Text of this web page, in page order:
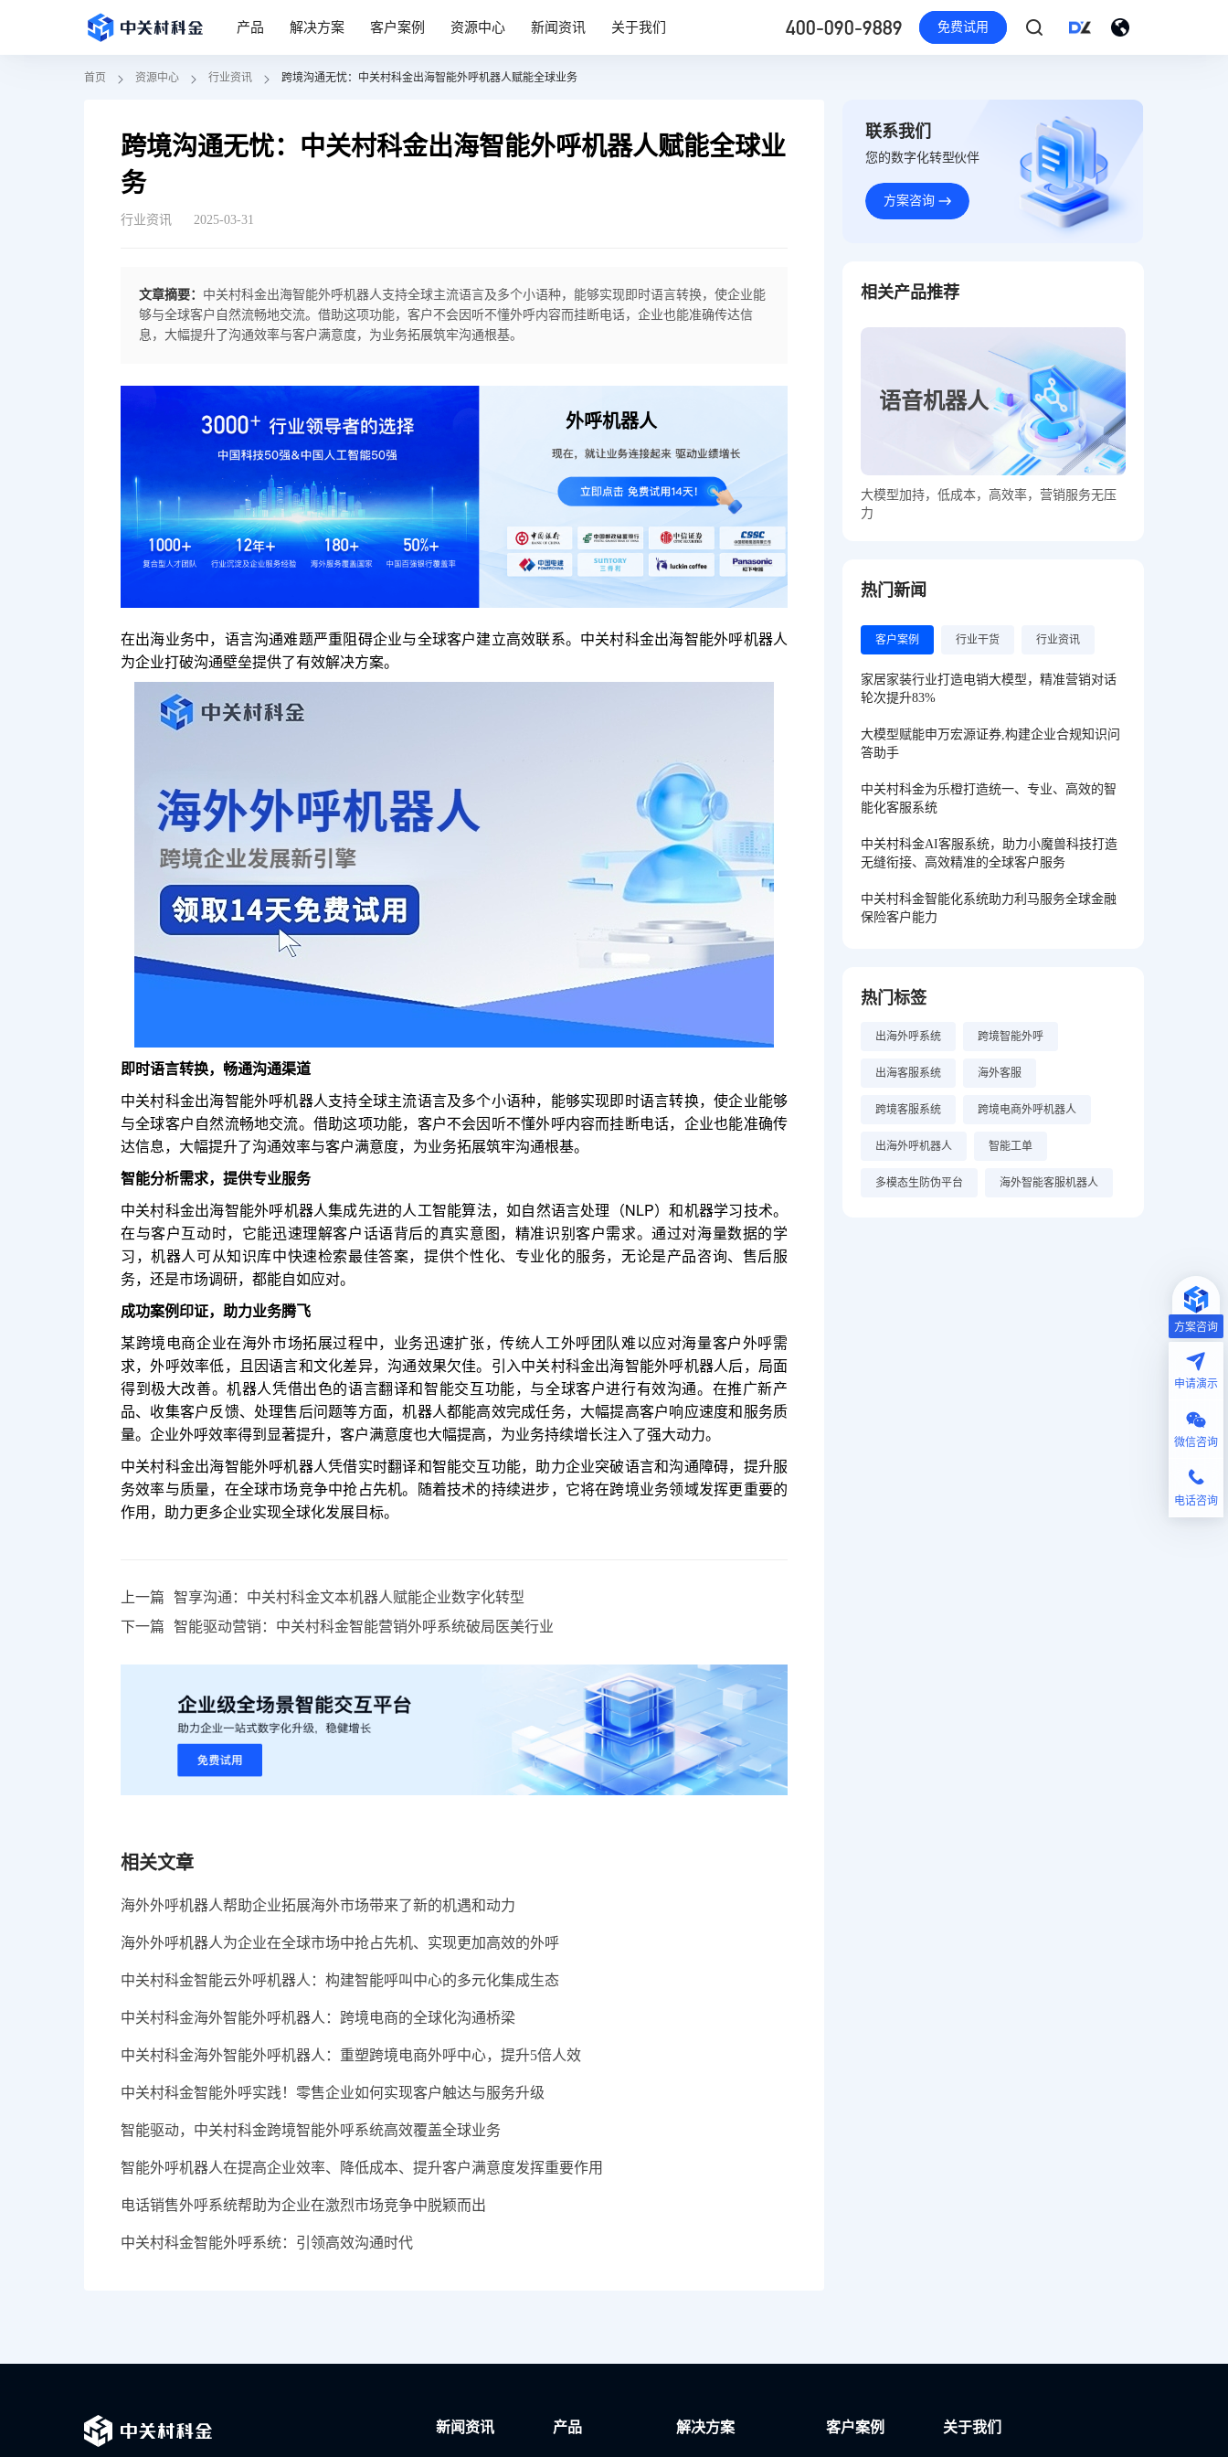
产品 解决方案 客户案例 资源中心 新闻资讯 关于我们 400-090-9889 免费试用
首页 资源中心 行业资讯 跨境沟通无忧：中关村科金出海智能外呼机器人赋能全球业务
跨境沟通无忧：中关村科金出海智能外呼机器人赋能全球业
务
行业资讯 2025-03-31
文章摘要： 中关村科金出海智能外呼机器人支持全球主流语言及多个小语种，能够实现即时语言转换，使企业能
够与全球客户自然流畅地交流。借助这项功能，客户不会因听不懂外呼内容而挂断电话，企业也能准确传达信
息，大幅提升了沟通效率与客户满意度，为业务拓展筑牢沟通根基。
外呼机器人
在出海业务中，语言沟通难题严重阻碍企业与全球客户建立高效联系。中关村科金出海智能外呼机器人
为企业打破沟通壁垒提供了有效解决方案。
即时语言转换，畅通沟通渠道
中关村科金出海智能外呼机器人支持全球主流语言及多个小语种，能够实现即时语言转换，使企业能够
与全球客户自然流畅地交流。借助这项功能，客户不会因听不懂外呼内容而挂断电话，企业也能准确传
达信息，大幅提升了沟通效率与客户满意度，为业务拓展筑牢沟通根基。
智能分析需求，提供专业服务
中关村科金出海智能外呼机器人集成先进的人工智能算法，如自然语言处理（NLP）和机器学习技术。
在与客户互动时，它能迅速理解客户话语背后的真实意图，精准识别客户需求。通过对海量数据的学
习，机器人可从知识库中快速检索最佳答案，提供个性化、专业化的服务，无论是产品咨询、售后服
务，还是市场调研，都能自如应对。
成功案例印证，助力业务腾飞
某跨境电商企业在海外市场拓展过程中，业务迅速扩张，传统人工外呼团队难以应对海量客户外呼需
求，外呼效率低，且因语言和文化差异，沟通效果欠佳。引入中关村科金出海智能外呼机器人后，局面
得到极大改善。机器人凭借出色的语言翻译和智能交互功能，与全球客户进行有效沟通。在推广新产
品、收集客户反馈、处理售后问题等方面，机器人都能高效完成任务，大幅提高客户响应速度和服务质
量。企业外呼效率得到显著提升，客户满意度也大幅提高，为业务持续增长注入了强大动力。
中关村科金出海智能外呼机器人凭借实时翻译和智能交互功能，助力企业突破语言和沟通障碍，提升服
务效率与质量，在全球市场竞争中抢占先机。随着技术的持续进步，它将在跨境业务领域发挥更重要的
作用，助力更多企业实现全球化发展目标。
上一篇
智享沟通：中关村科金文本机器人赋能企业数字化转型
下一篇
智能驱动营销：中关村科金智能营销外呼系统破局医美行业
相关文章
海外外呼机器人帮助企业拓展海外市场带来了新的机遇和动力
海外外呼机器人为企业在全球市场中抢占先机、实现更加高效的外呼
中关村科金智能云外呼机器人：构建智能呼叫中心的多元化集成生态
中关村科金海外智能外呼机器人：跨境电商的全球化沟通桥梁
中关村科金海外智能外呼机器人：重塑跨境电商外呼中心，提升5倍人效
中关村科金智能外呼实践！零售企业如何实现客户触达与服务升级
智能驱动，中关村科金跨境智能外呼系统高效覆盖全球业务
智能外呼机器人在提高企业效率、降低成本、提升客户满意度发挥重要作用
电话销售外呼系统帮助为企业在激烈市场竞争中脱颖而出
中关村科金智能外呼系统：引领高效沟通时代
联系我们
您的数字化转型伙伴
方案咨询
相关产品推荐
语音机器人
大模型加持，低成本，高效率，营销服务无压
力
热门新闻
客户案例 行业干货 行业资讯
家居家装行业打造电销大模型，精准营销对话
轮次提升83%
大模型赋能申万宏源证券,构建企业合规知识问
答助手
中关村科金为乐橙打造统一、专业、高效的智
能化客服系统
中关村科金AI客服系统，助力小魔兽科技打造
无缝衔接、高效精准的全球客户服务
中关村科金智能化系统助力利马服务全球金融
保险客户能力
热门标签
出海外呼系统 跨境智能外呼
出海客服系统 海外客服
跨境客服系统 跨境电商外呼机器人
出海外呼机器人 智能工单
多模态生防伪平台 海外智能客服机器人
新闻资讯 产品 解决方案 客户案例 关于我们
方案咨询
申请演示
微信咨询
电话咨询